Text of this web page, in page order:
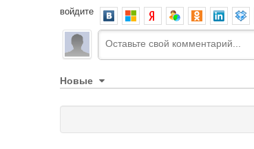
войдите
Новые